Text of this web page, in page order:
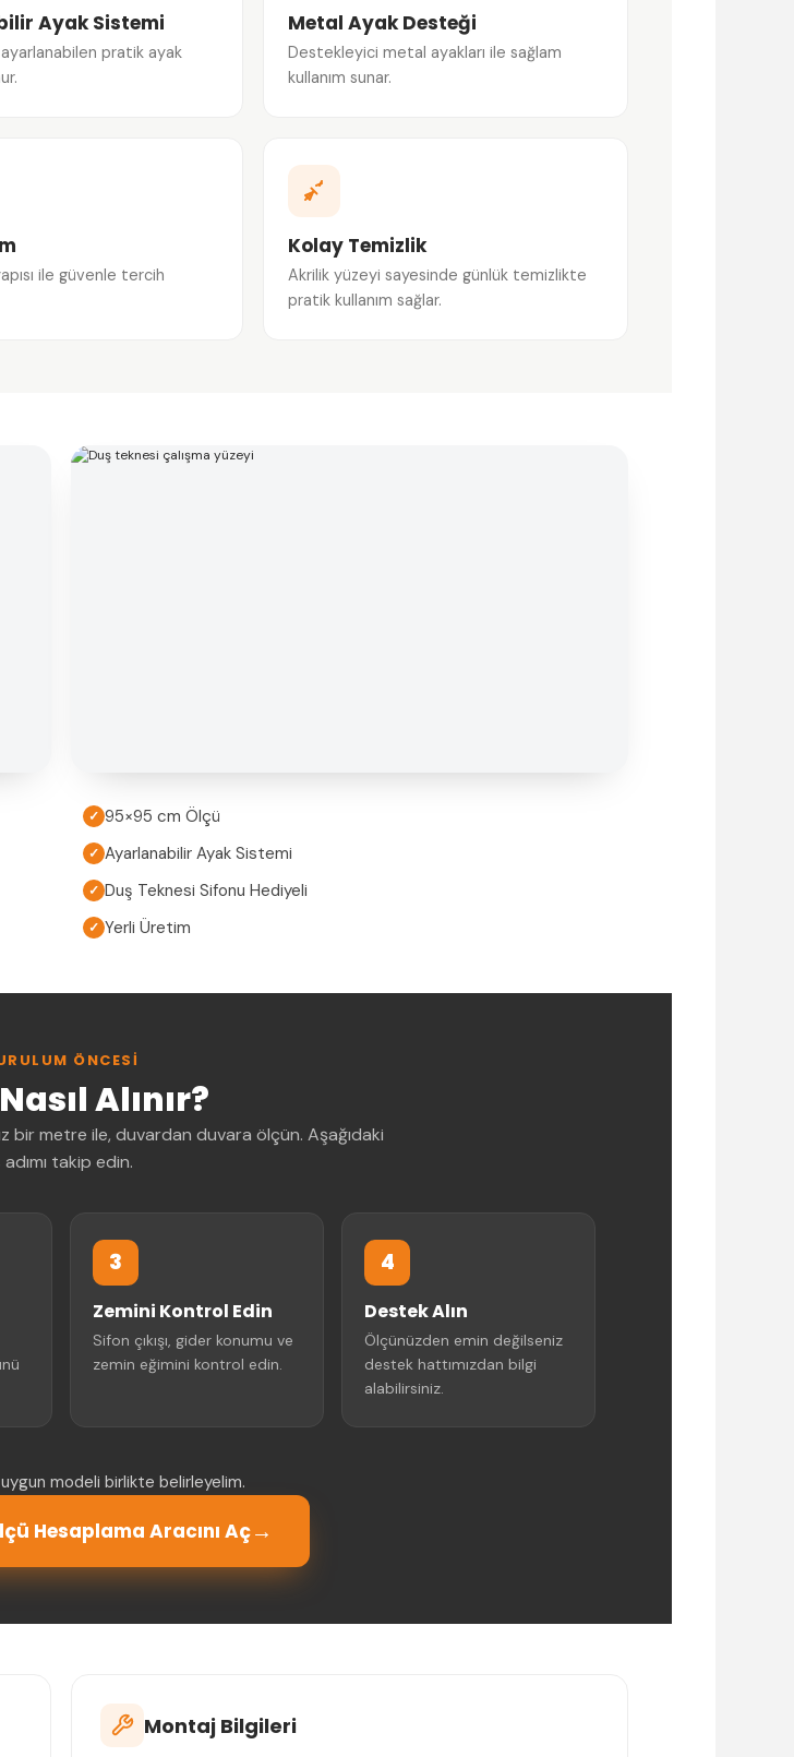
Ayak Sistemi
pratik ayak
Metal Ayak Desteği
Destekleyici metal ayakları ile sağlam
kullanım sunar.
ile güvenle tercih
Kolay Temizlik
Akrilik yüzeyi sayesinde günlük temizlikte
pratik kullanım sağlar.
✓ 95×95 cm Ölçü
✓ Ayarlanabilir Ayak Sistemi
✓ Duş Teknesi Sifonu Hediyeli
✓ Yerli Üretim
ÖNCESI
Alınır?
bir metre ile, duvardan duvara ölçün. Aşağıdaki
takip edin.
3
Zemini Kontrol Edin
Sifon çıkışı, gider konumu ve
zemin eğimini kontrol edin.
4
Destek Alın
Ölçünüzden emin değilseniz
destek hattımızdan bilgi
alabilirsiniz.
modeli birlikte belirleyelim.
Hesaplama Aracını Aç→
Montaj Bilgileri